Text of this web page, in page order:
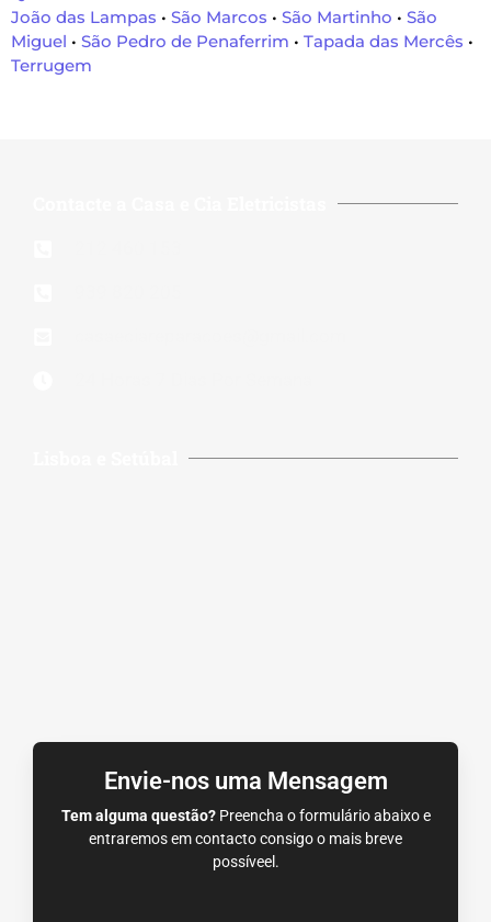
João das Lampas • São Marcos • São Martinho • São
Miguel • São Pedro de Penaferrim • Tapada das Mercês •
Terrugem
Envie-nos uma Mensagem
Tem alguma questão?Preencha o formulário abaixo e
entraremos em contacto consigo o mais breve
possíveel.